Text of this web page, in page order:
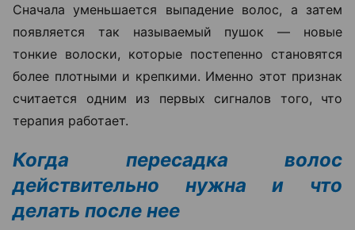
Сначала уменьшается выпадение волос, а затем
появляется так называемый пушок — новые
тонкие волоски, которые постепенно становятся
более плотными и крепкими. Именно этот признак
считается одним из первых сигналов того, что
терапия работает.
Когда пересадка волос
действительно нужна и что
делать после нее